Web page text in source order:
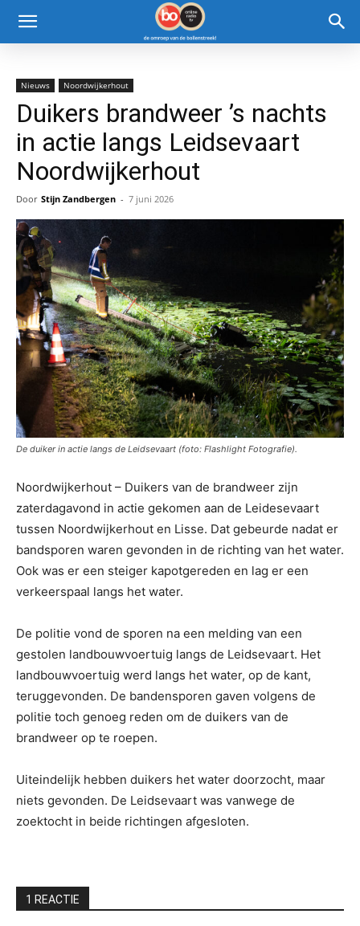
Nieuws Noordwijkerhout
Duikers brandweer ’s nachts
in actie langs Leidsevaart
Noordwijkerhout
Door Stijn Zandbergen - 7 juni 2026
De duiker in actie langs de Leidsevaart (foto: Flashlight Fotografie).
Noordwijkerhout – Duikers van de brandweer zijn
zaterdagavond in actie gekomen aan de Leidesevaart
tussen Noordwijkerhout en Lisse. Dat gebeurde nadat er
bandsporen waren gevonden in de richting van het water.
Ook was er een steiger kapotgereden en lag er een
verkeerspaal langs het water.
De politie vond de sporen na een melding van een
gestolen landbouwvoertuig langs de Leidsevaart. Het
landbouwvoertuig werd langs het water, op de kant,
teruggevonden. De bandensporen gaven volgens de
politie toch genoeg reden om de duikers van de
brandweer op te roepen.
Uiteindelijk hebben duikers het water doorzocht, maar
niets gevonden. De Leidsevaart was vanwege de
zoektocht in beide richtingen afgesloten.
1 REACTIE